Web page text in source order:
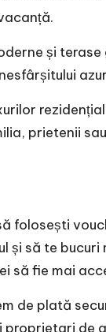
și
prietenii
să te
să fie mai
de plată